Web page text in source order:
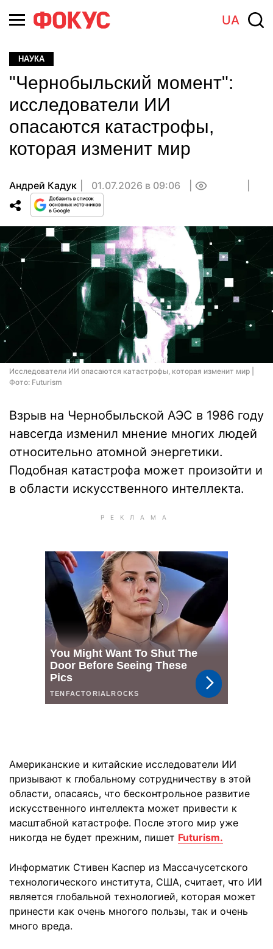
UA
НАУКА
"Чернобыльский момент":
исследователи ИИ
опасаются катастрофы,
которая изменит мир
Андрей Кадук 01.07.2026 в 09:06
Исследователи ИИ опасаются катастрофы, которая изменит мир |
Фото: Futurism
Взрыв на Чернобыльской АЭС в 1986 году
навсегда изменил мнение многих людей
относительно атомной энергетики.
Подобная катастрофа может произойти и
в области искусственного интеллекта.
Американские и китайские исследователи ИИ
призывают к глобальному сотрудничеству в этой
области, опасаясь, что бесконтрольное развитие
искусственного интеллекта может привести к
масштабной катастрофе. После этого мир уже
никогда не будет прежним, пишет Futurism.
Информатик Стивен Каспер из Массачусетского
технологического института, США, считает, что ИИ
является глобальной технологией, которая может
принести как очень многого пользы, так и очень
много вреда.